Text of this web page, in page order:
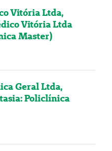
Vitória Ltda,
Vitória Ltda
Master)
Geral Ltda,
Policlínica